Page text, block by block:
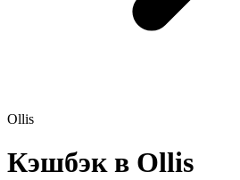
Ollis
Кэшбэк в Ollis